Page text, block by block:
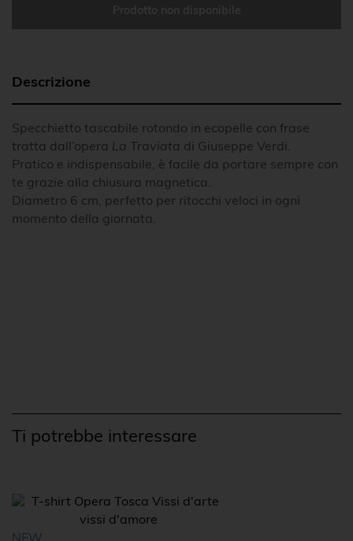
Descrizione
Specchietto tascabile rotondo in ecopelle con frase
tratta dall’opera La Traviata di Giuseppe Verdi.
Pratico e indispensabile, è facile da portare sempre con
te grazie alla chiusura magnetica.
Diametro 6 cm, perfetto per ritocchi veloci in ogni
momento della giornata.
Ti potrebbe interessare